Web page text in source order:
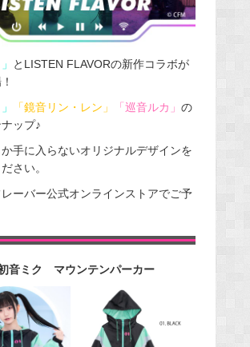
とLISTEN FLAVORの新作コラボが
「鏡音リン・レン」 「巡音ルカ」 の
ップ♪
手に入らないオリジナルデザインを
さい。
レーバー公式オンラインストアでご予
音ミク マウンテンパーカー